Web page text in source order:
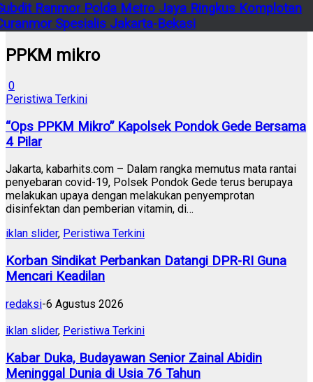
Ranmor Polda Metro Jaya Ringkus Komplotan
Spesialis Jakarta-Bekasi
PPKM mikro
0
Peristiwa Terkini
“Ops PPKM Mikro” Kapolsek Pondok Gede Bersama
4 Pilar
Jakarta, kabarhits.com – Dalam rangka memutus mata rantai
penyebaran covid-19, Polsek Pondok Gede terus berupaya
melakukan upaya dengan melakukan penyemprotan
disinfektan dan pemberian vitamin, di…
iklan slider, Peristiwa Terkini
Korban Sindikat Perbankan Datangi DPR-RI Guna
Mencari Keadilan
redaksi-6 Agustus 2026
iklan slider, Peristiwa Terkini
Kabar Duka, Budayawan Senior Zainal Abidin
Meninggal Dunia di Usia 76 Tahun